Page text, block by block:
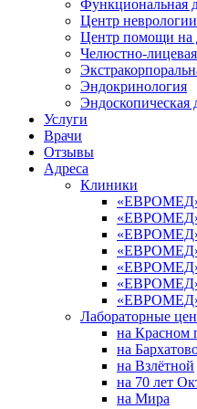
Функциональная
Центр
Центр помощи на
Челюстно-
Эндокринология
Эндоскопическая
Услуги
Врачи
Отзывы
Адреса
Клиники
«ЕВРОМЕД»
«ЕВРОМЕД»
«ЕВРОМЕД»
«ЕВРОМЕД»
«ЕВРОМЕД»
«ЕВРОМЕД»
Лабораторные
на Красном
на
на Взлётной
на 70 лет
на Мира